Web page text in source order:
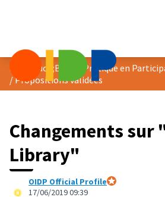
/Propositions validées
Changements sur
Library"
OIDP Official Profile
17/06/2019 09:39